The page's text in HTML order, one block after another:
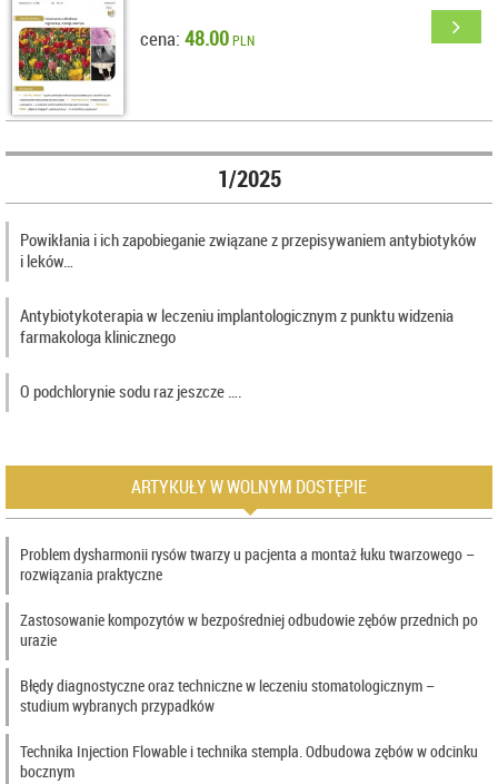
cena: 48.00PLN
1/2025
Powikłania i ich zapobieganie związane z przepisywaniem antybiotyków
i leków…
Antybiotykoterapia w leczeniu implantologicznym z punktu widzenia
farmakologa klinicznego
O podchlorynie sodu raz jeszcze ….
ARTYKUŁY W WOLNYM DOSTĘPIE
Problem dysharmonii rysów twarzy u pacjenta a montaż łuku twarzowego –
rozwiązania praktyczne
Zastosowanie kompozytów w bezpośredniej odbudowie zębów przednich po
urazie
Błędy diagnostyczne oraz techniczne w leczeniu stomatologicznym –
studium wybranych przypadków
Technika Injection Flowable i technika stempla. Odbudowa zębów w odcinku
bocznym